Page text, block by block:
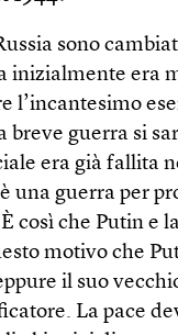
sono
inizialmente era
l’incantesimo
breve guerra si
era già fallita
una guerra per
così che Putin e
motivo che
il suo
La pace